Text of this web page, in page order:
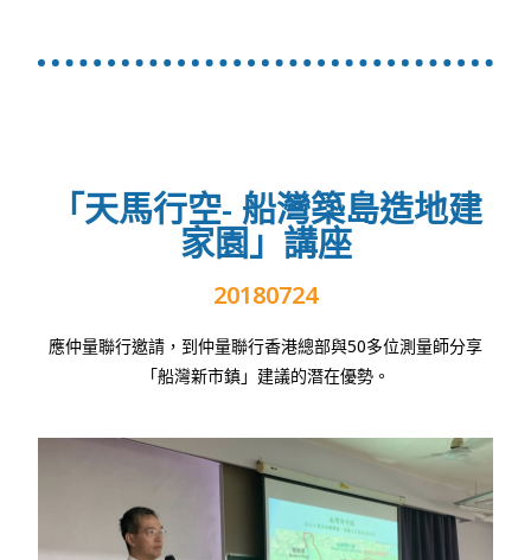
「天馬行空- 船灣築島造地建
家園」講座
20180724
應仲量聯行邀請，到仲量聯行香港總部與50多位測量師分享
「船灣新市鎮」建議的潛在優勢。